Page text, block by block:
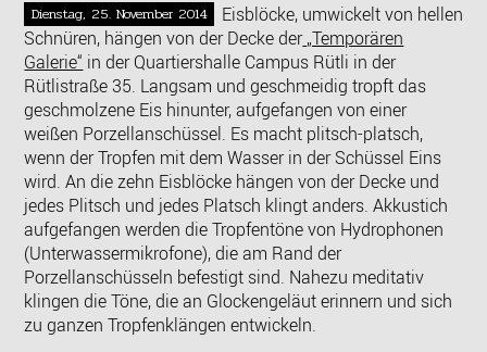
Dienstag, 25. November 2014
Eisblöcke, umwickelt von hellen
Schnüren, hängen von der Decke der„Temporären
Galerie“ in der Quartiershalle Campus Rütli in der
Rütlistraße 35. Langsam und geschmeidig tropft das
geschmolzene Eis hinunter, aufgefangen von einer
weißen Porzellanschüssel. Es macht plitsch-platsch,
wenn der Tropfen mit dem Wasser in der Schüssel Eins
wird. An die zehn Eisblöcke hängen von der Decke und
jedes Plitsch und jedes Platsch klingt anders. Akkustich
aufgefangen werden die Tropfentöne von Hydrophonen
(Unterwassermikrofone), die am Rand der
Porzellanschüsseln befestigt sind. Nahezu meditativ
klingen die Töne, die an Glockengeläut erinnern und sich
zu ganzen Tropfenklängen entwickeln.